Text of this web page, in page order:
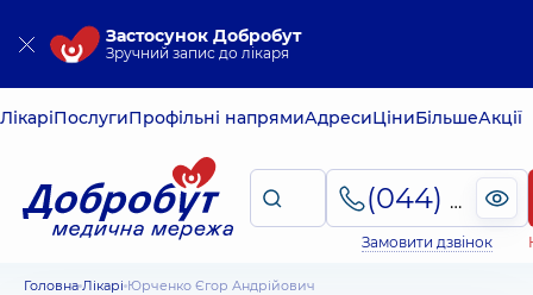
Застосунок Добробут
Зручний запис до лікаря
ЛікаріПослугиПрофільні напрямиАдресиЦіниБільшеАкції
(044) 495-2-888
Замовити дзвінок
Головна Лікарі Юрченко Єгор Андрійович